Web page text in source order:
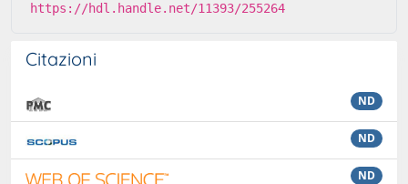
https://hdl.handle.net/11393/255264
Citazioni
ND
ND
ND